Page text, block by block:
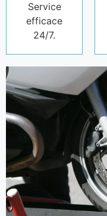
Service
efficace
24/7.